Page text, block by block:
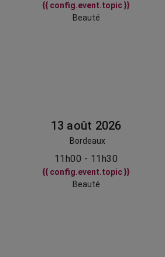
{{ config.event.topic }}
Beauté
13 août 2026
Bordeaux
11h00 - 11h30
{{ config.event.topic }}
Beauté